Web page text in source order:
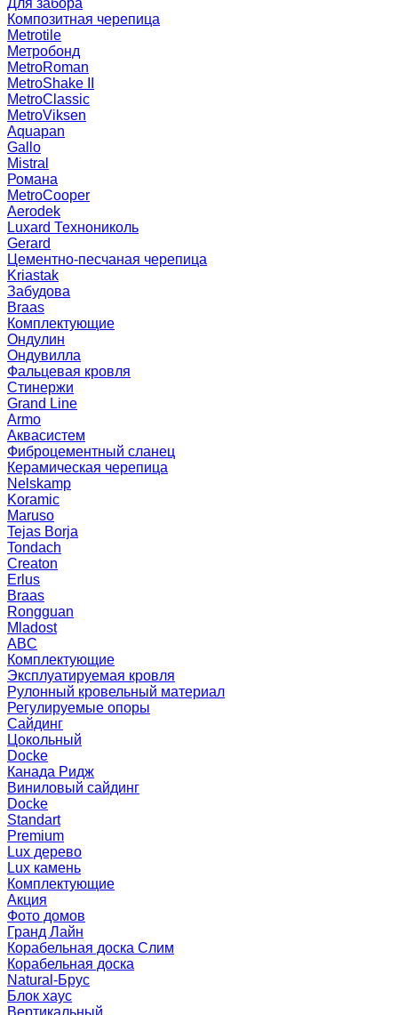
Для забора
Композитная черепица
Metrotile
Метробонд
MetroRoman
MetroShake II
MetroClassic
MetroViksen
Aquapan
Gallo
Mistral
Романа
MetroCooper
Aerodek
Luxard Технониколь
Gerard
Цементно-песчаная черепица
Kriastak
Забудова
Braas
Комплектующие
Ондулин
Ондувилла
Фальцевая кровля
Стинержи
Grand Line
Armo
Аквасистем
Фиброцементный сланец
Керамическая черепица
Nelskamp
Koramic
Maruso
Tejas Borja
Tondach
Creaton
Erlus
Braas
Rongguan
Mladost
ABC
Комплектующие
Эксплуатируемая кровля
Рулонный кровельный материал
Регулируемые опоры
Сайдинг
Цокольный
Docke
Канада Ридж
Виниловый сайдинг
Docke
Standart
Premium
Lux дерево
Lux камень
Комплектующие
Акция
Фото домов
Гранд Лайн
Корабельная доска Слим
Корабельная доска
Natural-Брус
Блок хаус
Вертикальный